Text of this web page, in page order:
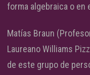
forma algebraica o en
Matías Braun
Laureano Williams
de este grupo de